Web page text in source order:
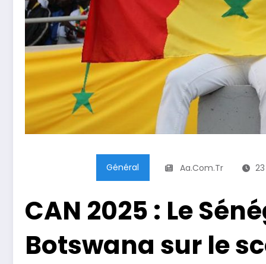
Général Aa.com.tr
CAN 2025 : Le
Botswana sur le